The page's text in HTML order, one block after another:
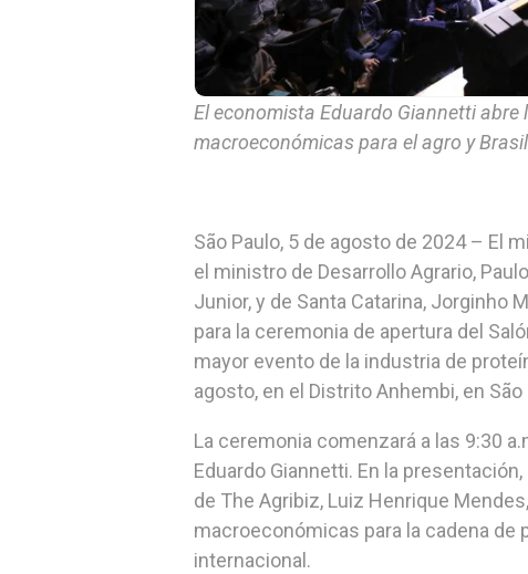
El economista Eduardo Giannetti
macroeconómicas para el agro y Brasil
São Paulo, 5 de agosto de 2024 – El
el ministro de Desarrollo Agrario,
Junior, y de Santa Catarina, Jorginho
para la ceremonia de apertura del
mayor evento de la industria de
agosto, en el Distrito Anhembi, en São
La ceremonia comenzará a las 9:30
Eduardo Giannetti. En la
de The Agribiz, Luiz Henrique
macroeconómicas para la cadena de
internacional.